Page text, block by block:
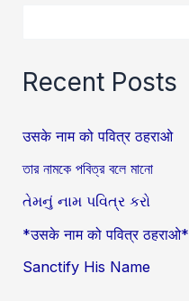
Recent Posts
उसके नाम को पवित्र ठहराओ
তার নামকে পবিত্র বলে মানো
તેમનું નામ પવિત્ર કરો
*उसके नाम को पवित्र ठहराओ*
Sanctify His Name